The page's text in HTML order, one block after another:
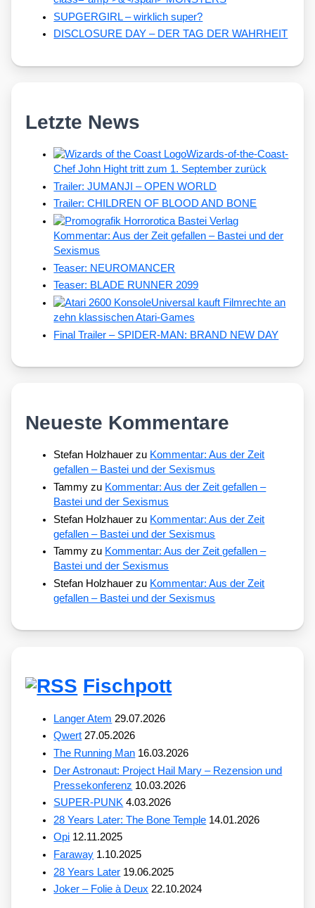
SUPGERGIRL – wirklich super?
DISCLOSURE DAY – DER TAG DER WAHRHEIT
Letzte News
Wizards-of-the-Coast-
Chef John Hight tritt zum 1. September zurück
Trailer: JUMANJI – OPEN WORLD
Trailer: CHILDREN OF BLOOD AND BONE
Kommentar: Aus der Zeit gefallen – Bastei und der
Sexismus
Teaser: NEUROMANCER
Teaser: BLADE RUNNER 2099
Universal kauft Filmrechte an
zehn klassischen Atari-Games
Final Trailer – SPIDER-MAN: BRAND NEW DAY
Neueste Kommentare
Stefan Holzhauer zu Kommentar: Aus der Zeit
gefallen – Bastei und der Sexismus
Tammy zu Kommentar: Aus der Zeit gefallen –
Bastei und der Sexismus
Stefan Holzhauer zu Kommentar: Aus der Zeit
gefallen – Bastei und der Sexismus
Tammy zu Kommentar: Aus der Zeit gefallen –
Bastei und der Sexismus
Stefan Holzhauer zu Kommentar: Aus der Zeit
gefallen – Bastei und der Sexismus
Fischpott
Langer Atem 29.07.2026
Qwert 27.05.2026
The Running Man 16.03.2026
Der Astronaut: Project Hail Mary – Rezension und
Pressekonferenz 10.03.2026
SUPER-PUNK 4.03.2026
28 Years Later: The Bone Temple 14.01.2026
Opi 12.11.2025
Faraway 1.10.2025
28 Years Later 19.06.2025
Joker – Folie à Deux 22.10.2024